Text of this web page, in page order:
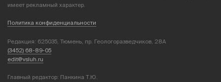
имеет рекламный характер.
Политика конфиденциальности
Редакция: 625035, Тюмень, пр. Геологоразведчиков, 28А
(3452) 68-89-05
edit@vsluh.ru
Главный редактор: Панкина Т.Ю.